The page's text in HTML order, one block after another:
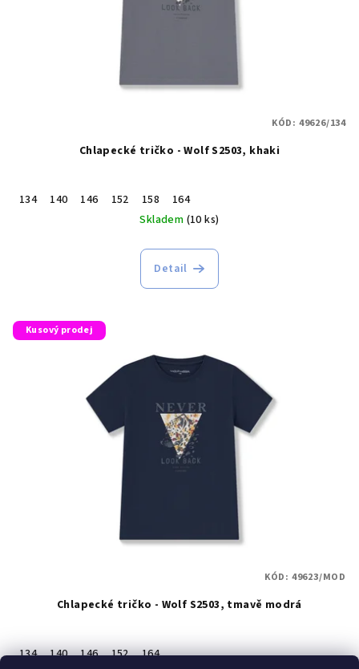
Chlapecké tričko - Wolf S2503, khaki
134 140 146 152 158
164
Skladem (10 ks)
Detail
KÓD: 49626/134
Kusový prodej
Chlapecké tričko - Wolf S2503, tmavě modrá
134 140 146 152
164
KÓD: 49623/MOD